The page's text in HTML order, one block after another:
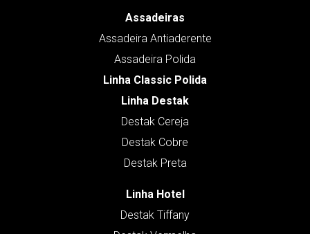
Assadeiras
Assadeira Antiaderente
Assadeira Polida
Linha Classic Polida
Linha Destak
Destak Cereja
Destak Cobre
Destak Preta
Linha Hotel
Destak Tiffany